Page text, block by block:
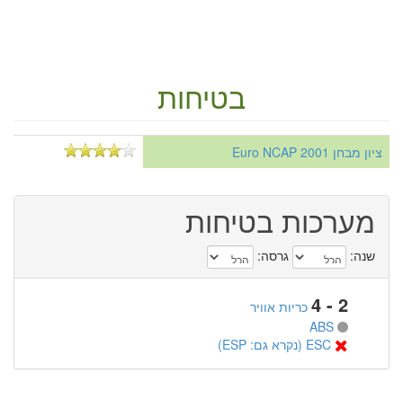
בטיחות
ציון מבחן Euro NCAP 2001
מערכות בטיחות
שנה: גרסה:
2 - 4
כריות אוויר
ABS
ESC (נקרא גם: ESP)